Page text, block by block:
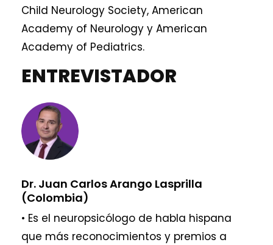
Child Neurology Society, American
Academy of Neurology y American
Academy of Pediatrics.
ENTREVISTADOR
Dr. Juan Carlos Arango Lasprilla
(Colombia)
• Es el neuropsicólogo de habla hispana
que más reconocimientos y premios a